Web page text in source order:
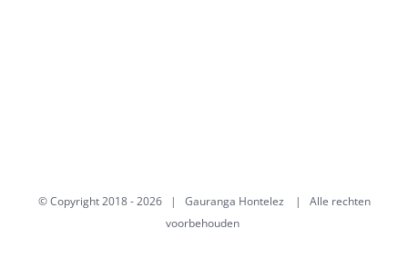
© Copyright 2018 -2026 | Gauranga Hontelez | Alle rechten
voorbehouden